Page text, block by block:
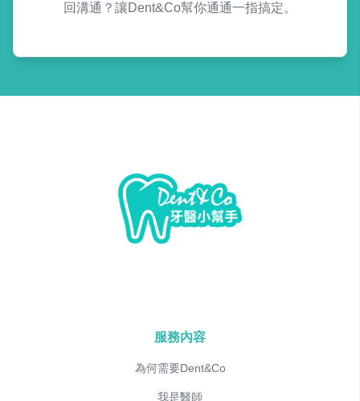
回溝通？讓Dent&Co幫你通通一指搞定。
服務內容
為何需要Dent&Co
我是醫師